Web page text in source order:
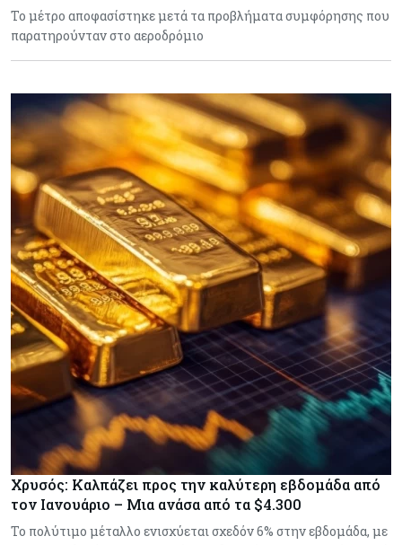
Το μέτρο αποφασίστηκε μετά τα προβλήματα συμφόρησης που
παρατηρούνταν στο αεροδρόμιο
Χρυσός: Καλπάζει προς την καλύτερη εβδομάδα από
τον Ιανουάριο – Μια ανάσα από τα $4.300
Το πολύτιμο μέταλλο ενισχύεται σχεδόν 6% στην εβδομάδα, με